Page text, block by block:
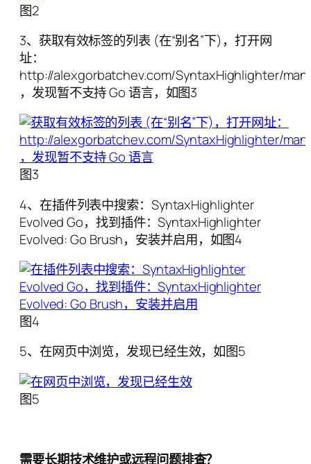
图2
3、获取有效标签的列表 (在“别名”下)，打开网
址：
http://alexgorbatchev.com/SyntaxHighlighter/
，发现暂不支持 Go 语言，如图3
图3
4、在插件列表中搜索：SyntaxHighlighter
Evolved Go，找到插件：SyntaxHighlighter
Evolved: Go Brush，安装并启用，如图4
图4
5、在网页中浏览，发现已经生效，如图5
图5
需要长期技术维护或远程问题排查？